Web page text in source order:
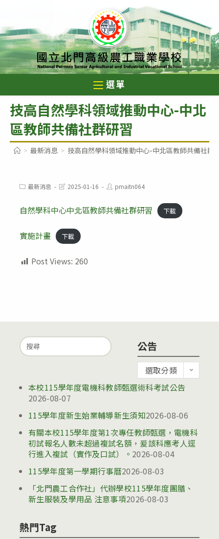
至
主
要
內
選單
技高自然學科領域推動中心-中北
區教師共備社群研習
> 最新消息 > 技高自然學科領域推動中心-中北區教師共備社群
Post最新消息
Post2025-01-16
Post
author:
pmaitn064
自然學科中心中北區教師共備社群研習 下載
實施計畫 下載
Post Views: 260
Search
for:
公告
告
選取分類
本校115學年度電機科教師甄選術科考試公告
2026-08-07
115學年度新生始業輔導新生須知2026-08-06
有關本校115學年度第1次專任教師甄選，電機科
初試報名人數未超過複試名額，爰該科應考人逕
行進入複試（實作及口試）。 2026-08-04
115學年度第一學期行事曆2026-08-03
「北門農工合作社」代辦學校115學年度團膳、
新生服裝及學用品 注意事項2026-08-03
熱門Tag